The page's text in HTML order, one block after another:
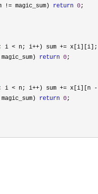
!= magic_sum) return 0
i < n; i++) sum +=
return 0
i < n; i++) sum += x[i][n -
return 0